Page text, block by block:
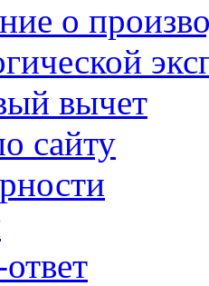
о
вычет
сайту